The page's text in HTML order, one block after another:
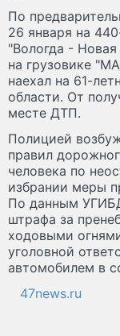
По
26 января на
"Вологда -
на грузовике
наехал на 61-
области. От
месте ДТП.
Полицией
правил
человека по
избрании меры
По данным
штрафа за
ходовыми
уголовной
автомобилем в
47news.ru